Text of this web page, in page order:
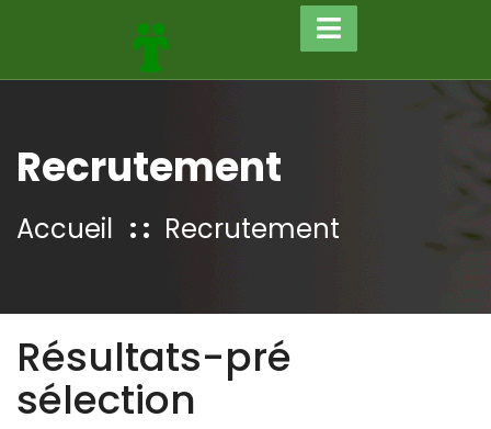
Recrutement
Accueil Recrutement
Résultats-pré
sélection